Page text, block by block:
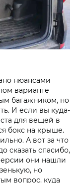
нюансами
варианте
багажником, но
И если вы куда-
для вещей в
бокс на крыше.
А вот за что
сказать спасибо,
они нашли
но
вопрос, куда